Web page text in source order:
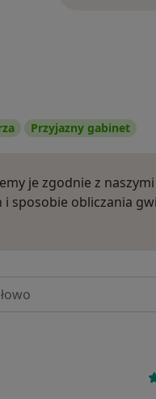
Przyjazny gabinet
je zgodnie z naszymi
sposobie obliczania